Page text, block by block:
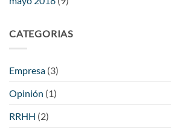
CATEGORIAS
Empresa (3)
Opinión (1)
RRHH (2)